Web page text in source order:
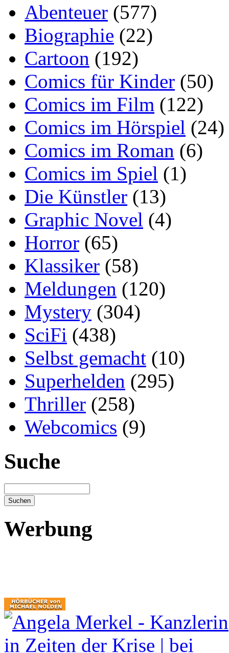
Abenteuer (577)
Biographie (22)
Cartoon (192)
Comics für Kinder (50)
Comics im Film (122)
Comics im Hörspiel (24)
Comics im Roman (6)
Comics im Spiel (1)
Die Künstler (13)
Graphic Novel (4)
Horror (65)
Klassiker (58)
Meldungen (120)
Mystery (304)
SciFi (438)
Selbst gemacht (10)
Superhelden (295)
Thriller (258)
Webcomics (9)
Suche
Werbung